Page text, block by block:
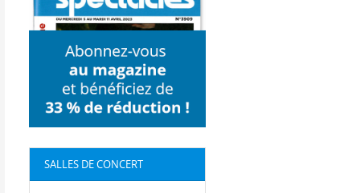
Paris
Cervera
SALLES DE CONCERT